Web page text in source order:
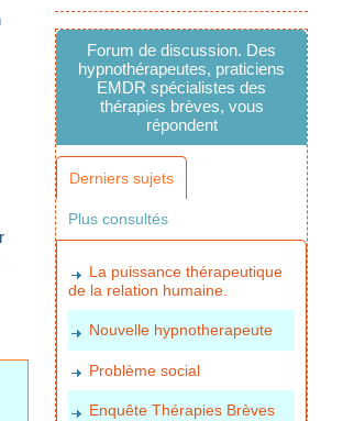
Forum de discussion. Des
hypnothérapeutes, praticiens
EMDR spécialistes des
thérapies brèves, vous
répondent
Derniers sujets
Plus consultés
La puissance thérapeutique
de la relation humaine.
Nouvelle hypnotherapeute
Problème social
Enquête Thérapies Brèves